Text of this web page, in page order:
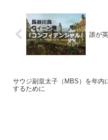
誰が
サウジ副皇太子（MBS）を年内
するために